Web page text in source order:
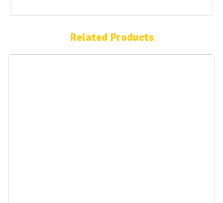
Related Products